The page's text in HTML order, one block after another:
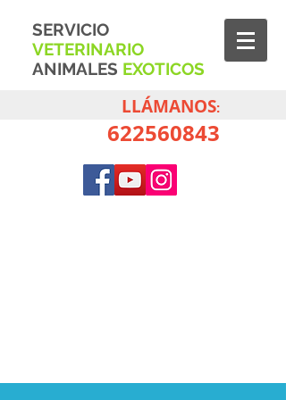
SERVICIO
VETERINARIO
ANIMALES EXOTICOS
LLÁMANOS:
622560843